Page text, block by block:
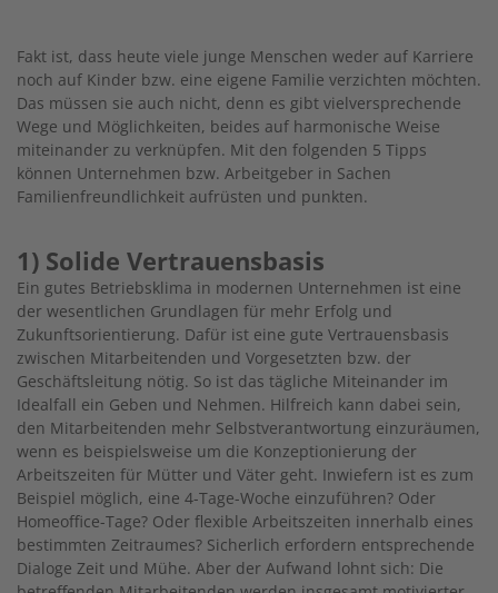
Fakt ist, dass heute viele junge Menschen weder auf Karriere
noch auf Kinder bzw. eine eigene Familie verzichten möchten.
Das müssen sie auch nicht, denn es gibt vielversprechende
Wege und Möglichkeiten, beides auf harmonische Weise
miteinander zu verknüpfen. Mit den folgenden 5 Tipps
können Unternehmen bzw. Arbeitgeber in Sachen
Familienfreundlichkeit aufrüsten und punkten.
1) Solide Vertrauensbasis
Ein gutes Betriebsklima in modernen Unternehmen ist eine
der wesentlichen Grundlagen für mehr Erfolg und
Zukunftsorientierung. Dafür ist eine gute Vertrauensbasis
zwischen Mitarbeitenden und Vorgesetzten bzw. der
Geschäftsleitung nötig. So ist das tägliche Miteinander im
Idealfall ein Geben und Nehmen. Hilfreich kann dabei sein,
den Mitarbeitenden mehr Selbstverantwortung einzuräumen,
wenn es beispielsweise um die Konzeptionierung der
Arbeitszeiten für Mütter und Väter geht. Inwiefern ist es zum
Beispiel möglich, eine 4-Tage-Woche einzuführen? Oder
Homeoffice-Tage? Oder flexible Arbeitszeiten innerhalb eines
bestimmten Zeitraumes? Sicherlich erfordern entsprechende
Dialoge Zeit und Mühe. Aber der Aufwand lohnt sich: Die